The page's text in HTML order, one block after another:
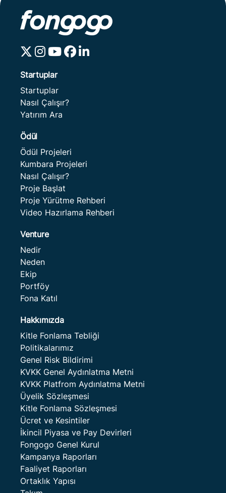
Startuplar
Startuplar
Nasıl Çalışır?
Yatırım Ara
Ödül
Ödül Projeleri
Kumbara Projeleri
Nasıl Çalışır?
Proje Başlat
Proje Yürütme Rehberi
Video Hazırlama Rehberi
Venture
Nedir
Neden
Ekip
Portföy
Fona Katıl
Hakkımızda
Kitle Fonlama Tebliği
Politikalarımız
Genel Risk Bildirimi
KVKK Genel Aydınlatma Metni
KVKK Platfrom Aydınlatma Metni
Üyelik Sözleşmesi
Kitle Fonlama Sözleşmesi
Ücret ve Kesintiler
İkincil Piyasa ve Pay Devirleri
Fongogo Genel Kurul
Kampanya Raporları
Faaliyet Raporları
Ortaklık Yapısı